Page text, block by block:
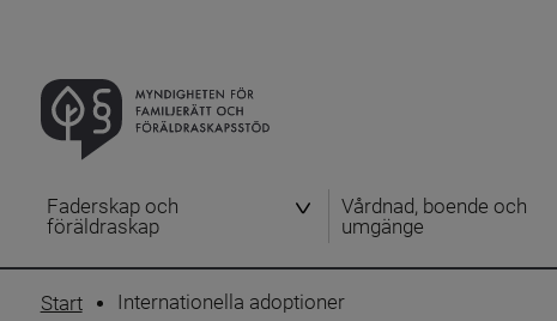
Faderskap och
föräldraskap
Vårdnad, boende och
umgänge
Start Internationella adoptioner